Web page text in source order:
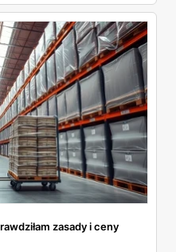
do mrożenia i rurki
rabatu.
zasady i ceny